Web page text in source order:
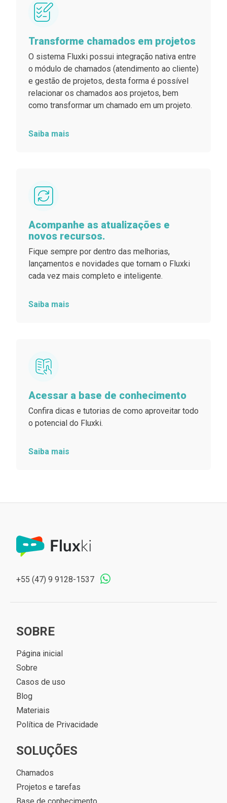
Transforme chamados em projetos
O sistema Fluxki possui integração nativa entre
o módulo de chamados (atendimento ao cliente)
e gestão de projetos, desta forma é possível
relacionar os chamados aos projetos, bem
como transformar um chamado em um projeto.
Saiba mais
Acompanhe as atualizações e
novos recursos.
Fique sempre por dentro das melhorias,
lançamentos e novidades que tornam o Fluxki
cada vez mais completo e inteligente.
Saiba mais
Acessar a base de conhecimento
Confira dicas e tutorias de como aproveitar todo
o potencial do Fluxki.
Saiba mais
+55 (47) 9 9128-1537
SOBRE
Página inicial
Sobre
Casos de uso
Blog
Materiais
Política de Privacidade
SOLUÇÕES
Chamados
Projetos e tarefas